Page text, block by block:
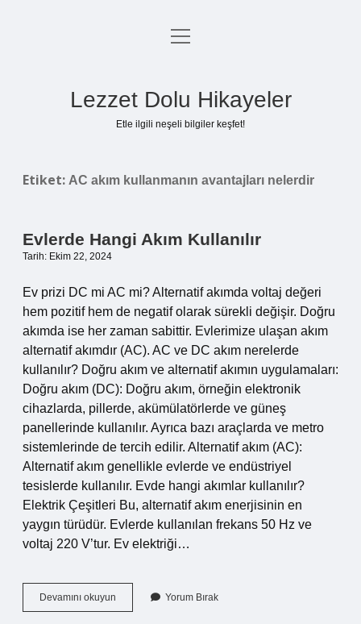
Anasayfa
menüyü
Lezzet Dolu Hikayeler
Etle ilgili neşeli bilgiler keşfet!
Etiket: AC akım kullanmanın avantajları nelerdir
Evlerde Hangi Akım Kullanılır
Tarih: Ekim 22, 2024
Ev prizi DC mi AC mi? Alternatif akımda voltaj değeri
hem pozitif hem de negatif olarak sürekli değişir. Doğru
akımda ise her zaman sabittir. Evlerimize ulaşan akım
alternatif akımdır (AC). AC ve DC akım nerelerde
kullanılır? Doğru akım ve alternatif akımın uygulamaları:
Doğru akım (DC): Doğru akım, örneğin elektronik
cihazlarda, pillerde, akümülatörlerde ve güneş
panellerinde kullanılır. Ayrıca bazı araçlarda ve metro
sistemlerinde de tercih edilir. Alternatif akım (AC):
Alternatif akım genellikle evlerde ve endüstriyel
tesislerde kullanılır. Evde hangi akımlar kullanılır?
Elektrik Çeşitleri Bu, alternatif akım enerjisinin en
yaygın türüdür. Evlerde kullanılan frekans 50 Hz ve
voltaj 220 V’tur. Ev elektriği…
Devamını okuyun
Hangi
Yorum Bırak